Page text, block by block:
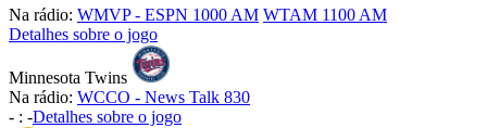
Na rádio: WMVP - ESPN 1000 AM WTAM 1100 AM
Detalhes sobre o jogo
Minnesota Twins
Na rádio: WCCO - News Talk 830
- : -Detalhes sobre o jogo